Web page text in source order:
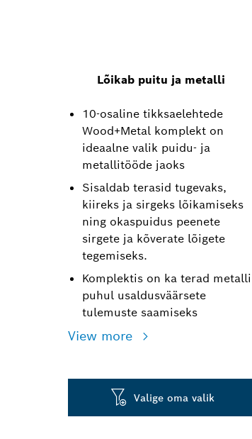
Lõikab puitu ja metalli
10-osaline tikksaelehtede
Wood+Metal komplekt on
ideaalne valik puidu- ja
metallitööde jaoks
Sisaldab terasid tugevaks,
kiireks ja sirgeks lõikamiseks
ning okaspuidus peenete
sirgete ja kõverate lõigete
tegemiseks.
Komplektis on ka terad metalli
puhul usaldusväärsete
tulemuste saamiseks
View more
Valige oma valik